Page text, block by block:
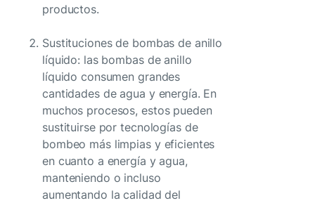
productos.
Sustituciones de bombas de anillo
líquido: las bombas de anillo
líquido consumen grandes
cantidades de agua y energía. En
muchos procesos, estos pueden
sustituirse por tecnologías de
bombeo más limpias y eficientes
en cuanto a energía y agua,
manteniendo o incluso
aumentando la calidad del